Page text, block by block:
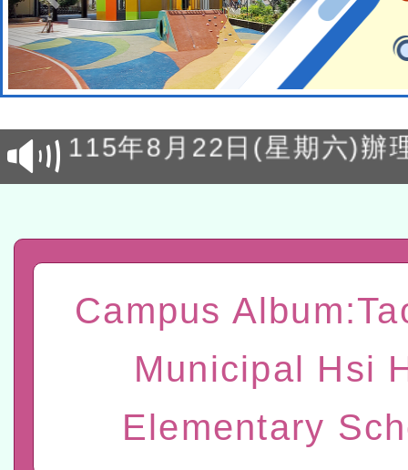
轉知經濟部水利署委託財
研究院辦理「115年表揚
位及節水達人選拔活動」
115年8月22日(星期六)辦
市孔廟祈福系列活動—儒
2026年桃園地景藝術節教
宜
轉知教育部國民及學前教
灣師範大學辦理「114至
進學校輔導計畫師資專業
函轉國家教育研究院中心
民族教育政策研討會「原
趨勢與發展」
轉知教育部國民及學前教
政府教育局辦理「115年
研習實施計畫－夢的N次
函轉國立臺灣師範大學辦
臺北學習中心115年度第2
轉知有關國立成功大學辦
Campus
Municipal Hsi
Elementary